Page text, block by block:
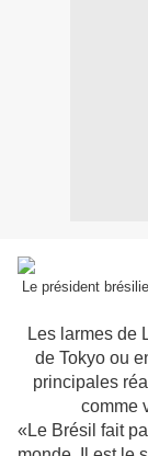
Le président
Les larmes de
de Tokyo ou
principales
comme
«Le Brésil fait